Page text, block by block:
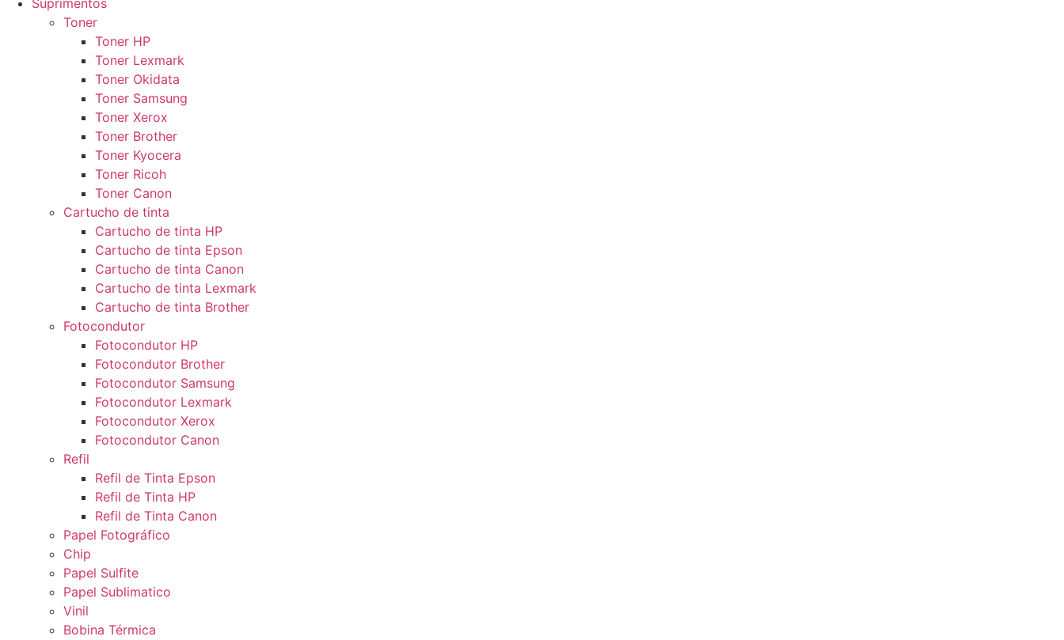
Suprimentos
Toner
Toner HP
Toner Lexmark
Toner Okidata
Toner Samsung
Toner Xerox
Toner Brother
Toner Kyocera
Toner Ricoh
Toner Canon
Cartucho de tinta
Cartucho de tinta HP
Cartucho de tinta Epson
Cartucho de tinta Canon
Cartucho de tinta Lexmark
Cartucho de tinta Brother
Fotocondutor
Fotocondutor HP
Fotocondutor Brother
Fotocondutor Samsung
Fotocondutor Lexmark
Fotocondutor Xerox
Fotocondutor Canon
Refil
Refil de Tinta Epson
Refil de Tinta HP
Refil de Tinta Canon
Papel Fotográfico
Chip
Papel Sulfite
Papel Sublimatico
Vinil
Bobina Térmica